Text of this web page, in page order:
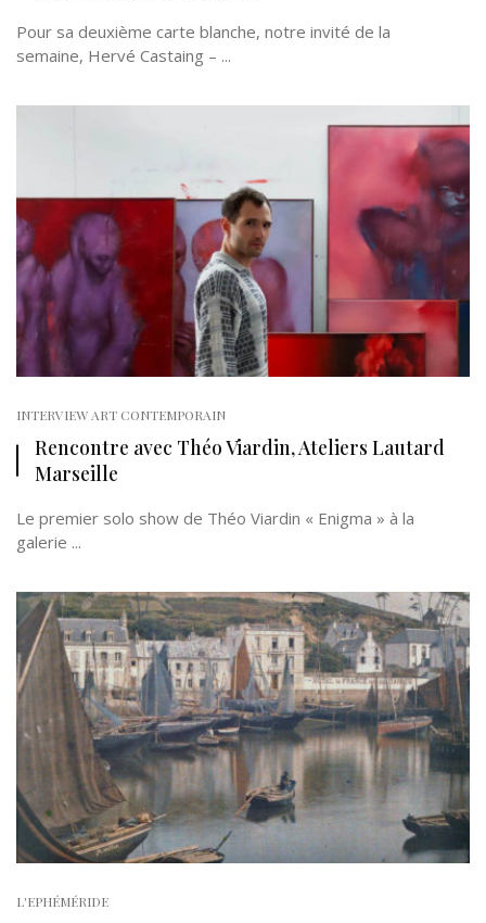
Pour sa deuxième carte blanche, notre invité de la
semaine, Hervé Castaing – ...
INTERVIEW ART CONTEMPORAIN
Rencontre avec Théo Viardin, Ateliers Lautard
Marseille
Le premier solo show de Théo Viardin « Enigma » à la
galerie ...
L'EPHÉMÉRIDE